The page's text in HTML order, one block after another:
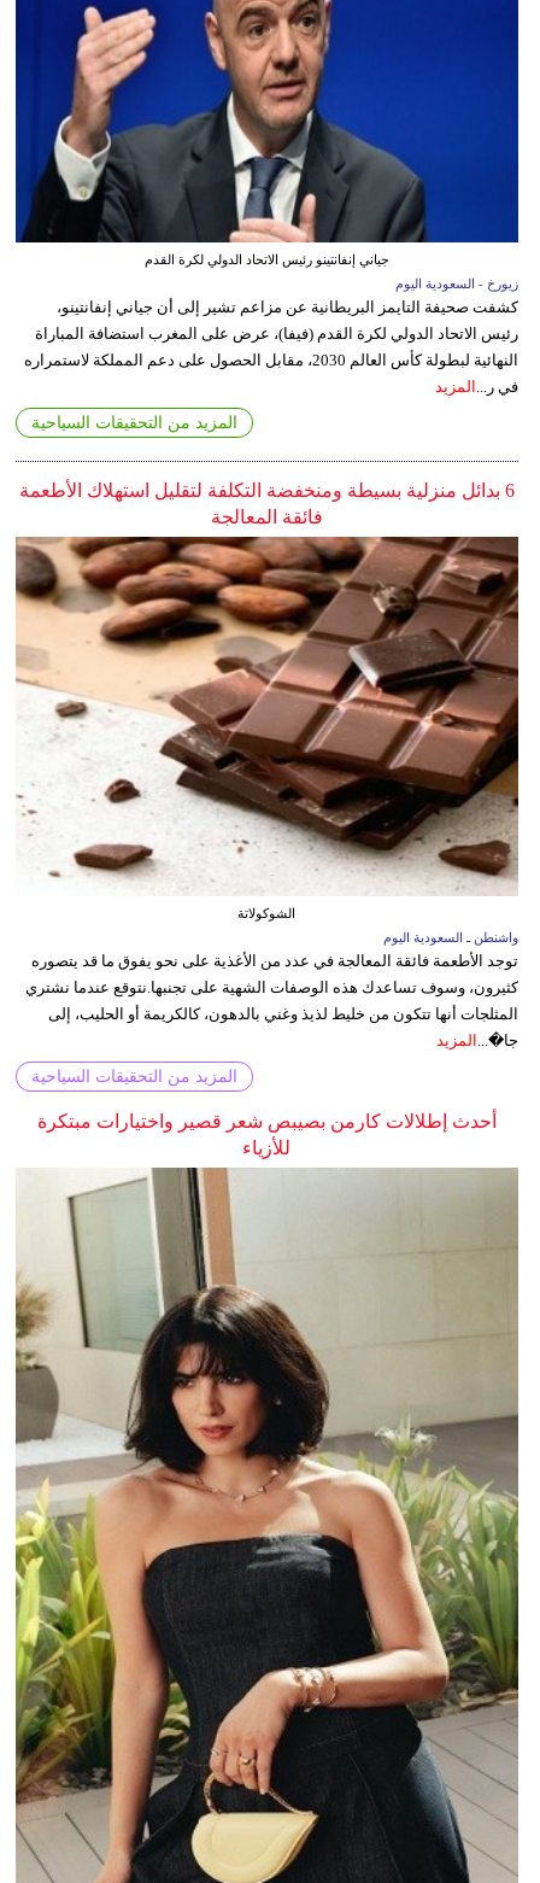
جياني إنفانتينو رئيس الاتحاد الدولي لكرة القدم
زيورخ - السعودية اليوم
كشفت صحيفة التايمز البريطانية عن مزاعم تشير إلى أن جياني إنفانتينو،
رئيس الاتحاد الدولي لكرة القدم (فيفا)، عرض على المغرب استضافة المباراة
النهائية لبطولة كأس العالم 2030، مقابل الحصول على دعم المملكة لاستمراره
في ر... المزيد
المزيد من التحقيقات السياحية
6 بدائل منزلية بسيطة ومنخفضة التكلفة لتقليل استهلاك الأطعمة
فائقة المعالجة
الشوكولاتة
واشنطن ـ السعودية اليوم
توجد الأطعمة فائقة المعالجة في عدد من الأغذية على نحو يفوق ما قد يتصوره
كثيرون، وسوف تساعدك هذه الوصفات الشهية على تجنبها.نتوقع عندما نشتري
المثلجات أنها تتكون من خليط لذيذ وغني بالدهون، كالكريمة أو الحليب، إلى
جا�...
المزيد
المزيد من التحقيقات السياحية
أحدث إطلالات كارمن بصيبص شعر قصير واختيارات مبتكرة
للأزياء